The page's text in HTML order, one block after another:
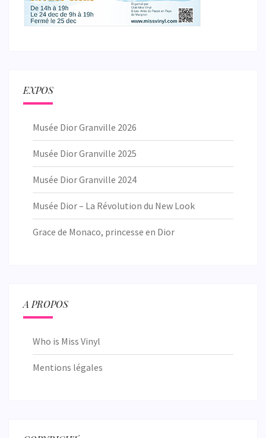
EXPOS
Musée Dior Granville 2026
Musée Dior Granville 2025
Musée Dior Granville 2024
Musée Dior – La Révolution du New Look
Grace de Monaco, princesse en Dior
A PROPOS
Who is Miss Vinyl
Mentions légales